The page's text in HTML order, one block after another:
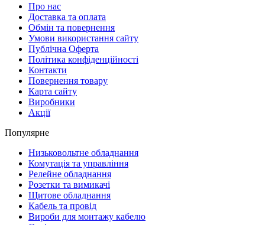
Про нас
Доставка та оплата
Обмін та повернення
Умови використання сайту
Публічна Оферта
Політика конфіденційності
Контакти
Повернення товару
Карта сайту
Виробники
Акції
Популярне
Низьковольтне обладнання
Комутація та управління
Релейне обладнання
Розетки та вимикачі
Щитове обладнання
Кабель та провід
Вироби для монтажу кабелю